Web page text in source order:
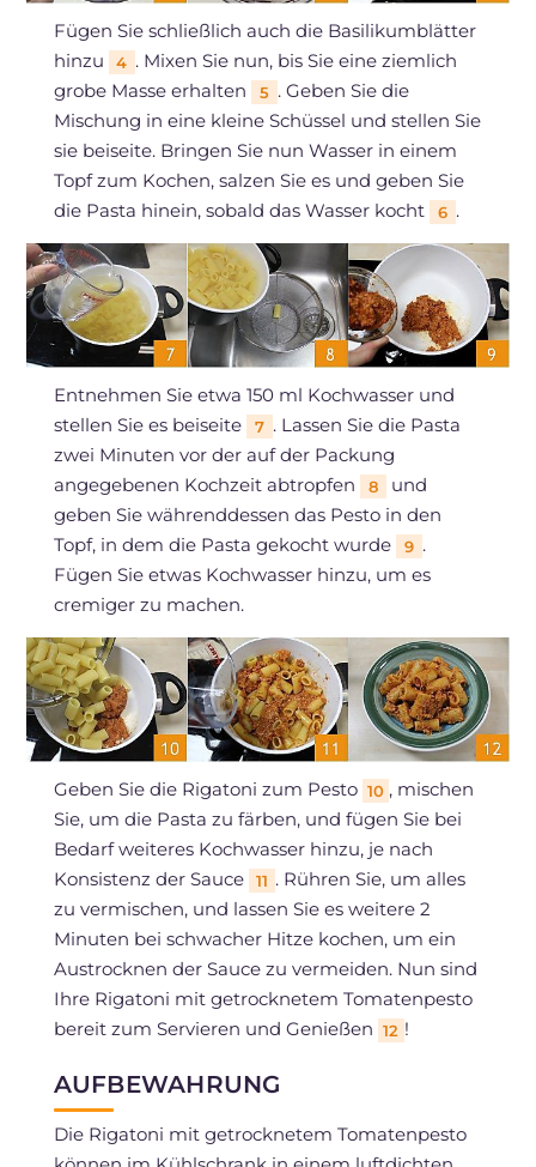
Fügen Sie schließlich auch die Basilikumblätter
hinzu
4 . Mixen Sie nun, bis Sie eine ziemlich
grobe Masse erhalten
5 . Geben Sie die
Mischung in eine kleine Schüssel und stellen Sie
sie beiseite. Bringen Sie nun Wasser in einem
Topf zum Kochen, salzen Sie es und geben Sie
die Pasta hinein, sobald das Wasser kocht
6 .
Entnehmen Sie etwa 150 ml Kochwasser und
stellen Sie es beiseite
7 . Lassen Sie die Pasta
zwei Minuten vor der auf der Packung
angegebenen Kochzeit abtropfen
8
und
geben Sie währenddessen das Pesto in den
Topf, in dem die Pasta gekocht wurde
9 .
Fügen Sie etwas Kochwasser hinzu, um es
cremiger zu machen.
Geben Sie die Rigatoni zum Pesto 10 , mischen
Sie, um die Pasta zu färben, und fügen Sie bei
Bedarf weiteres Kochwasser hinzu, je nach
Konsistenz der Sauce
11 . Rühren Sie, um alles
zu vermischen, und lassen Sie es weitere 2
Minuten bei schwacher Hitze kochen, um ein
Austrocknen der Sauce zu vermeiden. Nun sind
Ihre Rigatoni mit getrocknetem Tomatenpesto
bereit zum Servieren und Genießen 12 !
AUFBEWAHRUNG
Die Rigatoni mit getrocknetem Tomatenpesto